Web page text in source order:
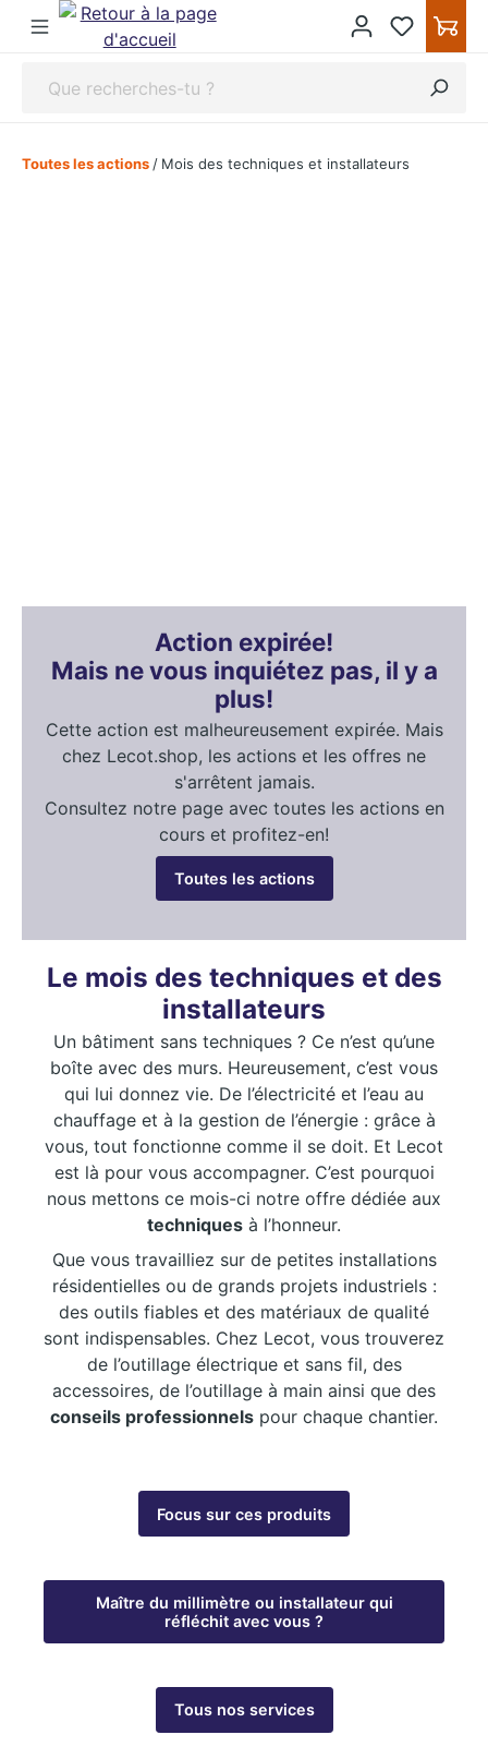
Toutes les actions / Mois des techniques et installateurs
Action expirée!
Mais ne vous inquiétez pas, il y a
plus!
Cette action est malheureusement expirée. Mais
chez Lecot.shop, les actions et les offres ne
s'arrêtent jamais.
Consultez notre page avec toutes les actions en
cours et profitez-en!
Toutes les actions
Le mois des techniques et des
installateurs
Un bâtiment sans techniques ? Ce n’est qu’une
boîte avec des murs. Heureusement, c’est vous
qui lui donnez vie. De l’électricité et l’eau au
chauffage et à la gestion de l’énergie : grâce à
vous, tout fonctionne comme il se doit. Et Lecot
est là pour vous accompagner. C’est pourquoi
nous mettons ce mois-ci notre offre dédiée aux
techniques à l’honneur.
Que vous travailliez sur de petites installations
résidentielles ou de grands projets industriels :
des outils fiables et des matériaux de qualité
sont indispensables. Chez Lecot, vous trouverez
de l’outillage électrique et sans fil, des
accessoires, de l’outillage à main ainsi que des
conseils professionnels pour chaque chantier.
Focus sur ces produits
Maître du millimètre ou installateur qui
réfléchit avec vous ?
Tous nos services